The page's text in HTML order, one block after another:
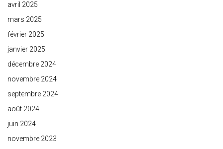
avril 2025
mars 2025
février 2025
janvier 2025
décembre 2024
novembre 2024
septembre 2024
août 2024
juin 2024
novembre 2023